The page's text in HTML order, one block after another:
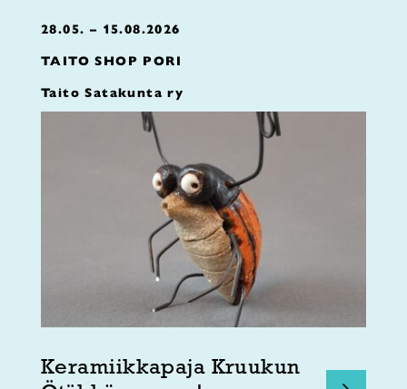
28.05. – 15.08.2026
TAITO SHOP PORI
Taito Satakunta ry
Keramiikkapaja Kruukun